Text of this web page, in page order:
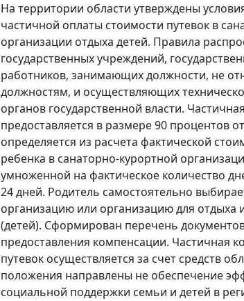
На территории области утверждены
частичной оплаты стоимости путевок в
организации отдыха детей. Правила
государственных учреждений,
работников, занимающих должности, не
должностям, и осуществляющих
органов государственной власти.
предоставляется в размере 90 процентов
определяется из расчета фактической
ребенка в санаторно-курортной
умноженной на фактическое количество
24 дней. Родитель самостоятельно
организацию или организацию для отдыха
(детей). Сформирован перечень
предоставления компенсации. Частичная
путевок осуществляется за счет средств
положения направлены не обеспечение
социальной поддержки семьи и детей в